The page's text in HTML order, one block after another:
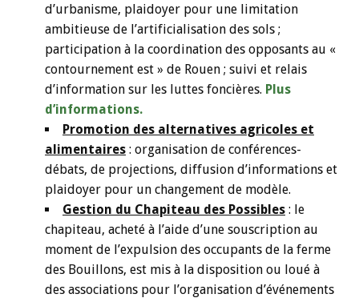
d’urbanisme, plaidoyer pour une limitation
ambitieuse de l’artificialisation des sols ;
participation à la coordination des opposants au «
contournement est » de Rouen ; suivi et relais
d’information sur les luttes foncières. Plus
d’informations.
Promotion des alternatives agricoles et
alimentaires : organisation de conférences-
débats, de projections, diffusion d’informations et
plaidoyer pour un changement de modèle.
Gestion du Chapiteau des Possibles : le
chapiteau, acheté à l’aide d’une souscription au
moment de l’expulsion des occupants de la ferme
des Bouillons, est mis à la disposition ou loué à
des associations pour l’organisation d’événements